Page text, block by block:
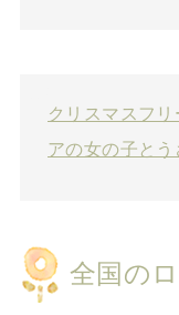
クリスマスフ
アの女の子とう
全国の